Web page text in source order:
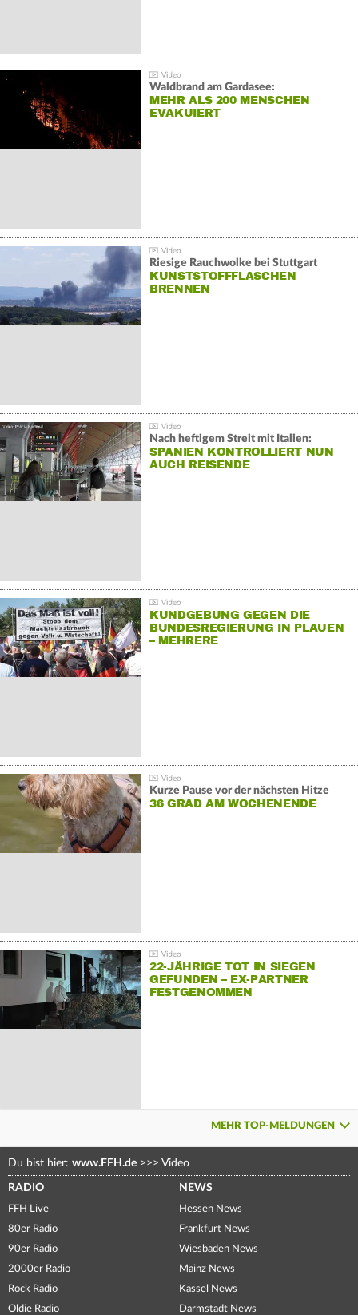
Waldbrand am Gardasee:
MEHR ALS 200 MENSCHEN
EVAKUIERT
Riesige Rauchwolke bei Stuttgart
KUNSTSTOFFFLASCHEN
BRENNEN
Nach heftigem Streit mit Italien:
SPANIEN KONTROLLIERT NUN
AUCH REISENDE
KUNDGEBUNG GEGEN DIE
BUNDESREGIERUNG IN PLAUEN
– MEHRERE
Kurze Pause vor der nächsten Hitze
36 GRAD AM WOCHENENDE
22-JÄHRIGE TOT IN SIEGEN
GEFUNDEN – EX-PARTNER
FESTGENOMMEN
MEHR TOP-MELDUNGEN
Du bist hier: www.FFH.de >>> Video
RADIO
FFH Live
80er Radio
90er Radio
2000er Radio
Rock Radio
Oldie Radio
NEWS
Hessen News
Frankfurt News
Wiesbaden News
Mainz News
Kassel News
Darmstadt News